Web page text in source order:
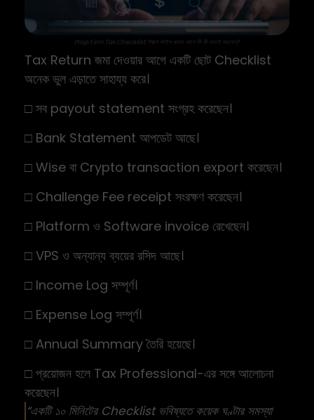
Prop Firm Tax Checklist: ট্যাক্স ফাইল করার আগে কী কী যাচাই করবেন?
Tax Return জমা দেওয়ার আগে একটি ছোট Checklist
অনেক ভুল এড়াতে সাহায্য করে।
□ সব payout statement সংগ্রহ করেছেন।
□ Bank Statement আপডেট আছে।
□ Wise বা Crypto transaction export করেছেন।
□ Challenge Fee receipt সংরক্ষণ করেছেন।
□ Platform ও Software invoice রেখেছেন।
□ VPS ও অন্যান্য ব্যয়ের রসিদ আছে।
□ Income Log সম্পূর্ণ।
□ Expense Log সম্পূর্ণ।
□ Annual Summary তৈরি হয়েছে।
□ প্রয়োজন হলে Tax Professional-এর সঙ্গে আলোচনা
করেছেন।
“একটি ১০ মিনিটের Checklist ভবিষ্যতে কয়েক ঘণ্টার সমস্যা